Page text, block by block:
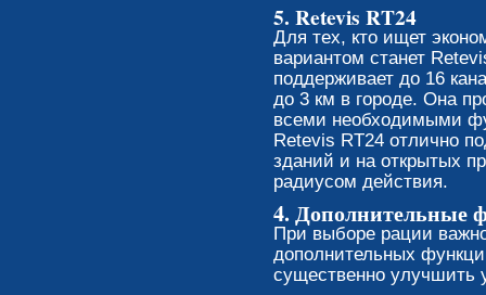
5. Retevis RT24
Для тех, кто ищет
вариантом станет
поддерживает до 16
до 3 км в городе. Она
всеми необходимыми
Retevis RT24 отлично
зданий и на открытых
радиусом действия.
4. Дополнительные
При выборе рации
дополнительных
существенно улучшить